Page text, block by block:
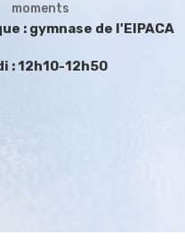
moments
: gymnase de l'EIPACA
: 12h10-12h50